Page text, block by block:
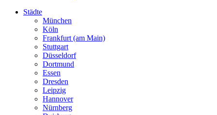
Städte
München
Köln
Frankfurt (am Main)
Stuttgart
Düsseldorf
Dortmund
Essen
Dresden
Leipzig
Hannover
Nürnberg